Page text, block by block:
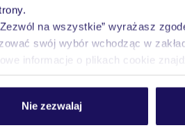
na wszystkie” wyrażasz
swój wybór wchodząc w
informacje o plikach cookie
Nie zezwalaj
Wybierz długość